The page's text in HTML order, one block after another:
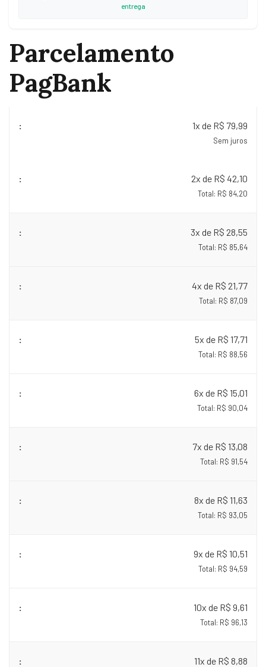
entrega
Parcelamento
PagBank
1x de R$ 79,99
Sem juros
2x de R$ 42,10
Total: R$ 84,20
3x de R$ 28,55
Total: R$ 85,64
4x de R$ 21,77
Total: R$ 87,09
5x de R$ 17,71
Total: R$ 88,56
6x de R$ 15,01
Total: R$ 90,04
7x de R$ 13,08
Total: R$ 91,54
8x de R$ 11,63
Total: R$ 93,05
9x de R$ 10,51
Total: R$ 94,59
10x de R$ 9,61
Total: R$ 96,13
11x de R$ 8,88